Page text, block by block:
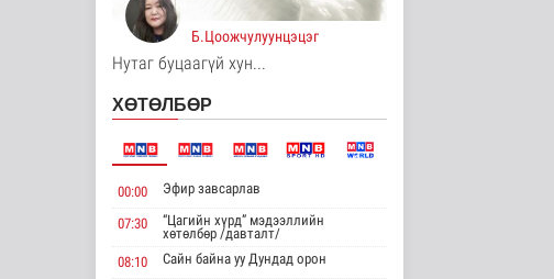
3 цаг 49 минутын өмнө
Автомашины улсын
4 цаг 54 минутын өмнө
УБЦТС: Өнөөдөр
тоноглолд хийгдэх..
Нийгэм
4 цаг 58 минутын өмнө
Б.Цоожчулуунцэцэг
Нутаг буцаагүй хун...
ХӨТӨЛБӨР
00:00 Эфир завсарлав
07:30
“Цагийн хүрд” мэдээллийн
хөтөлбөр /давталт/
08:10
Сайн байна уу Дундад орон